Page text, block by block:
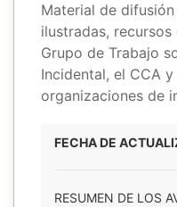
Material de
ilustradas,
Grupo de Trabajo
Incidental, el CCA
organizaciones de
FECHA DE
RESUMEN DE LOS